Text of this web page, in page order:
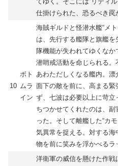
仕掛けられた、恐るべき
10
ボト
ムラ
イン
海賊ギルドと怪潜水艦“メ
は、先行する艦隊と旗艦
隊機能が失われてゆくなか
潜哨戒活動を命じられる。
あわただしくなる艦内。
面下の敵を前に、高まる
ず、七波は必要以上に苛
ちつかせてくれたのは、
った。そして離艦した“カ
気異常を捉える。対する海
物を前に笑みを浮かべるラ
洋衛軍の威信を懸けた作戦